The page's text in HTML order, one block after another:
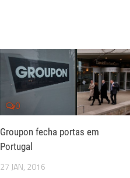
0
Groupon fecha portas em
Portugal
27 JAN, 2016